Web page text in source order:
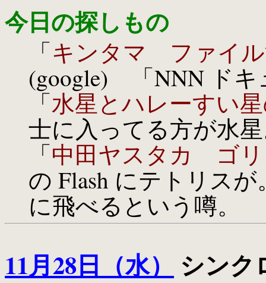
今日の探しもの
「キンタマ ファイ
(google) 「NNN ドキ
「水星とハレーすい
士に入ってる方が水
「中田ヤスタカ ゴ
の Flash にテトリス
に飛べるという噂。
11月28日（水） シンク